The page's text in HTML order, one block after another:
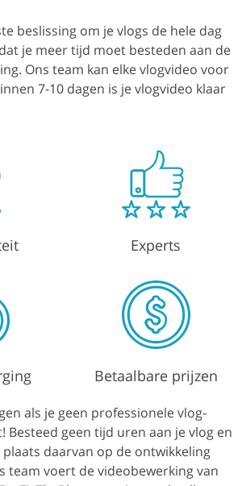
beslissing om je vlogs de hele dag
je meer tijd moet besteden aan de
Ons team kan elke vlogvideo voor
7-10 dagen is je vlogvideo klaar
Experts
Betaalbare prijzen
als je geen professionele vlog-
Besteed geen tijd uren aan je vlog en
daarvan op de ontwikkeling
team voert de videobewerking van